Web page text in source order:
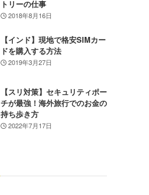
トリーの仕事
2018年8月16日
【インド】現地で格安SIMカー
ドを購入する方法
2019年3月27日
【スリ対策】セキュリティポー
チが最強！海外旅行でのお金の
持ち歩き方
2022年7月17日